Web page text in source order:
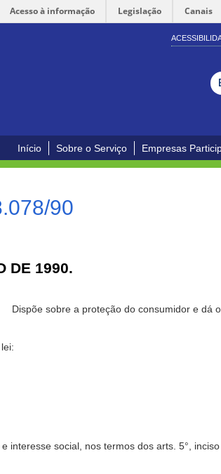
Acesso à informação Legislação Canais
Início Sobre o Serviço Empresas
90
DE 1990.
Dispõe sobre a proteção do consumidor e dá
social, nos termos dos arts. 5°,